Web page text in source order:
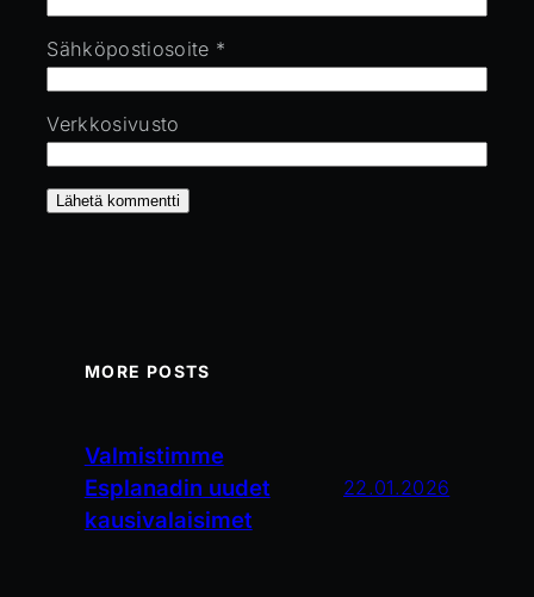
Sähköpostiosoite *
Verkkosivusto
MORE POSTS
Valmistimme
Esplanadin uudet
kausivalaisimet
22.01.2026